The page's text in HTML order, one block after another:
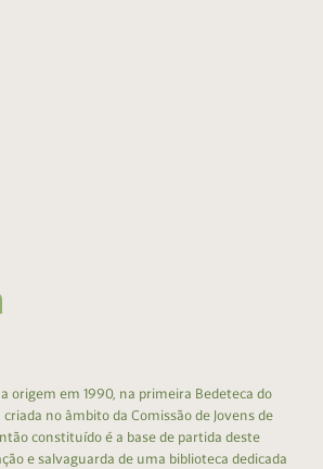
origem em 1990, na primeira Bedeteca do
no âmbito da Comissão de Jovens de
constituído é a base de partida deste
e salvaguarda de uma biblioteca dedicada